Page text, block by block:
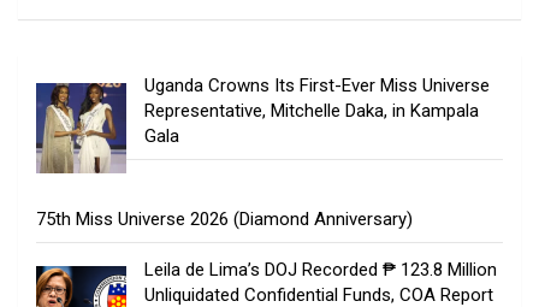
Uganda Crowns Its First-Ever Miss Universe
Representative, Mitchelle Daka, in Kampala
Gala
75th Miss Universe 2026 (Diamond Anniversary)
Leila de Lima’s DOJ Recorded ₱ 123.8 Million
Unliquidated Confidential Funds, COA Report